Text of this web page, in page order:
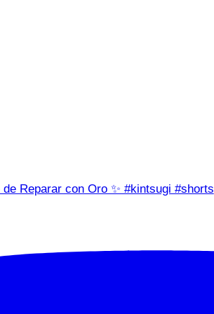
Reparar con Oro ✨ #kintsugi #shorts